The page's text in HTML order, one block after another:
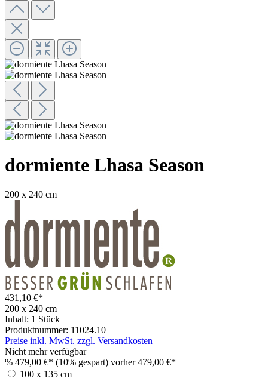
dormiente Lhasa Season
200 x 240 cm
431,10 €*
200 x 240 cm
Inhalt: 1 Stück
Produktnummer: 11024.10
Preise inkl. MwSt. zzgl. Versandkosten
Nicht mehr verfügbar
% 479,00 €* (10% gespart) vorher 479,00 €*
100 x 135 cm